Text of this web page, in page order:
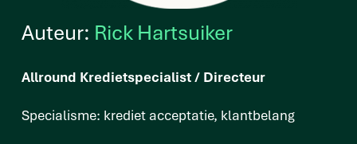
Auteur: Rick Hartsuiker
Allround Kredietspecialist / Directeur
Specialisme: krediet acceptatie, klantbelang